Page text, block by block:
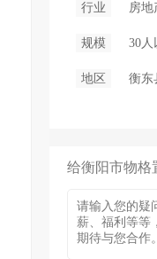
行业 房地
规模 30人
地区 衡东
给衡阳市物格